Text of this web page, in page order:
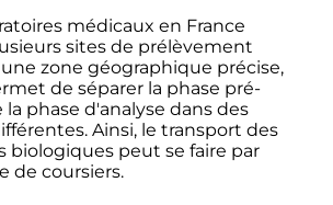
médicaux en France
sites de prélèvement
zone géographique précise,
de séparer la phase pré-
phase d'analyse dans des
Ainsi, le transport des
biologiques peut se faire par
de coursiers.